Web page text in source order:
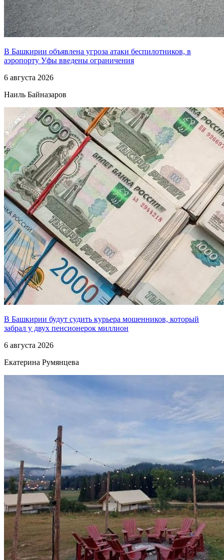
В Башкирии объявлена угроза атаки беспилотников, в
аэропорту Уфы введены ограничения
6 августа 2026
Наиль Байназаров
В Башкирии будут судить курьера мошенников, который
забрал у двух пенсионерок миллион
6 августа 2026
Екатерина Румянцева